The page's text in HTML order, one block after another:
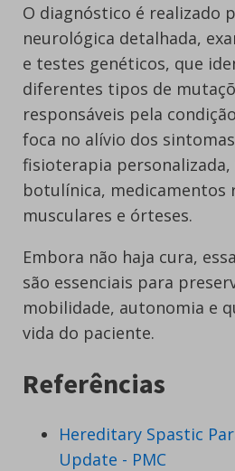
O diagnóstico é realizado
neurológica detalhada,
e testes genéticos, que
diferentes tipos de
responsáveis pela
foca no alívio dos
fisioterapia personalizada,
botulínica, medicamentos
musculares e órteses.
Embora não haja cura,
são essenciais para
mobilidade, autonomia e
vida do paciente.
Referências
Hereditary Spastic
Update - PMC